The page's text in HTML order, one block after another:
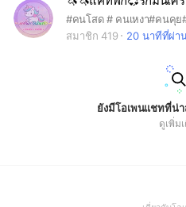
#คนโสด # คนเหงา#คนคุย
สมาชิก 419
20 นาทีที่ผ่า
ยังมีโอเพนแชทที่น่
ดูเพิ่ม